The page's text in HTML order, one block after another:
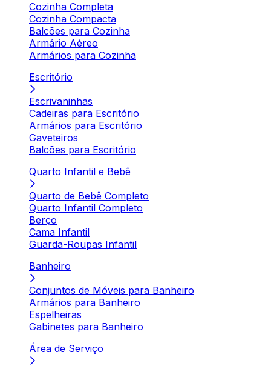
Cozinha Completa
Cozinha Compacta
Balcões para Cozinha
Armário Aéreo
Armários para Cozinha
Escritório
Escrivaninhas
Cadeiras para Escritório
Armários para Escritório
Gaveteiros
Balcões para Escritório
Quarto Infantil e Bebê
Quarto de Bebê Completo
Quarto Infantil Completo
Berço
Cama Infantil
Guarda-Roupas Infantil
Banheiro
Conjuntos de Móveis para Banheiro
Armários para Banheiro
Espelheiras
Gabinetes para Banheiro
Área de Serviço